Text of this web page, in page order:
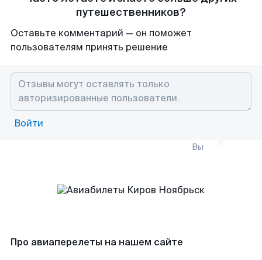
путешественников?
Оставьте комментарий — он поможет
пользователям принять решение
Войти
Вы
Про авиаперелеты на нашем сайте